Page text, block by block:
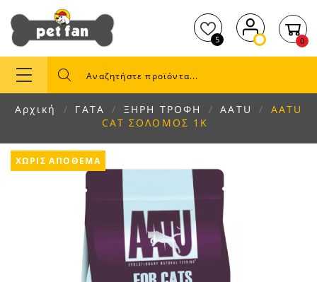
5 0
Αρχική ΓΑΤΑ ΞΗΡΗ ΤΡΟΦΗ AATU
AATU
CAT ΣΟΛΟΜΟΣ 1K
ΧΩΡΊΣ ΑΠΌΘΕΜΑ